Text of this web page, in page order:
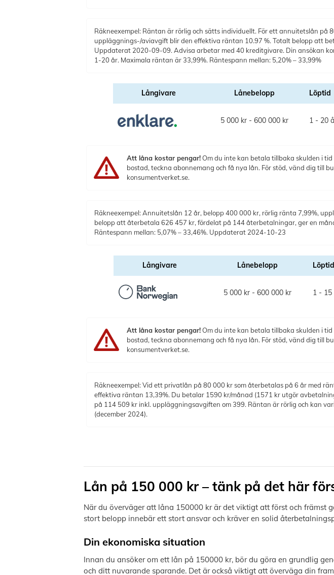
Räkneexempel: Räntan är rörlig och sätts individuellt. För ett annuitetslån på
uppläggnings-/aviavgift blir den effektiva räntan 10.97 %. Totalt belopp att
Uppdaterat 2020-09-09. Advisa arbetar med 40 kreditgivare. Din ansökan
1-20 år. Maximala räntan är 33,99%. Räntespann mellan: 5,20% – 33,99%
Långivare Lånebelopp Löptid
5 000 kr - 600 000 kr 1 - 20
Att låna kostar pengar!Om du inte kan betala tillbaka skulden i
bostad, teckna abonnemang och få nya lån. För stöd, vänd dig till
konsumentverket.se.
Räkneexempel: Annuitetslån 12 år, belopp 400 000 kr, rörlig ränta 7,99%,
belopp att återbetala 626 457 kr, fördelat på 144 återbetalningar, ger en
Räntespann mellan: 5,07% – 33,46%. Uppdaterat 2024-10-23
Långivare Lånebelopp Löptid
5 000 kr - 600 000 kr 1 - 15
Att låna kostar pengar!Om du inte kan betala tillbaka skulden i
bostad, teckna abonnemang och få nya lån. För stöd, vänd dig till
konsumentverket.se.
Räkneexempel: Vid ett privatlån på 80 000 kr som återbetalas på 6 år med
effektiva räntan 13,39%. Du betalar 1590 kr/månad (1571 kr utgör
på 114 509 kr inkl. uppläggningsavgiften om 399. Räntan är rörlig och kan
(december 2024).
Lån på 150 000 kr – tänk på det här
När du överväger att låna 150000 kr är det viktigt att först och främst
stort belopp innebär ett stort ansvar och kräver en solid
Din ekonomiska situation
Innan du ansöker om ett lån på 150000 kr, bör du göra en grundlig
och ditt nuvarande sparande. Det är också viktigt att överväga din